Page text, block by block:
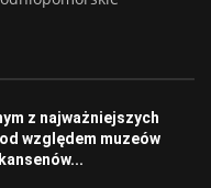
z najważniejszych
względem muzeów